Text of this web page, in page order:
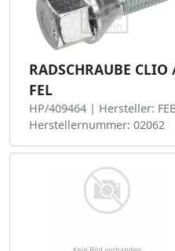
RADSCHRAUBE
FEL
HP/409464 | Hersteller:
Herstellernummer: 02062